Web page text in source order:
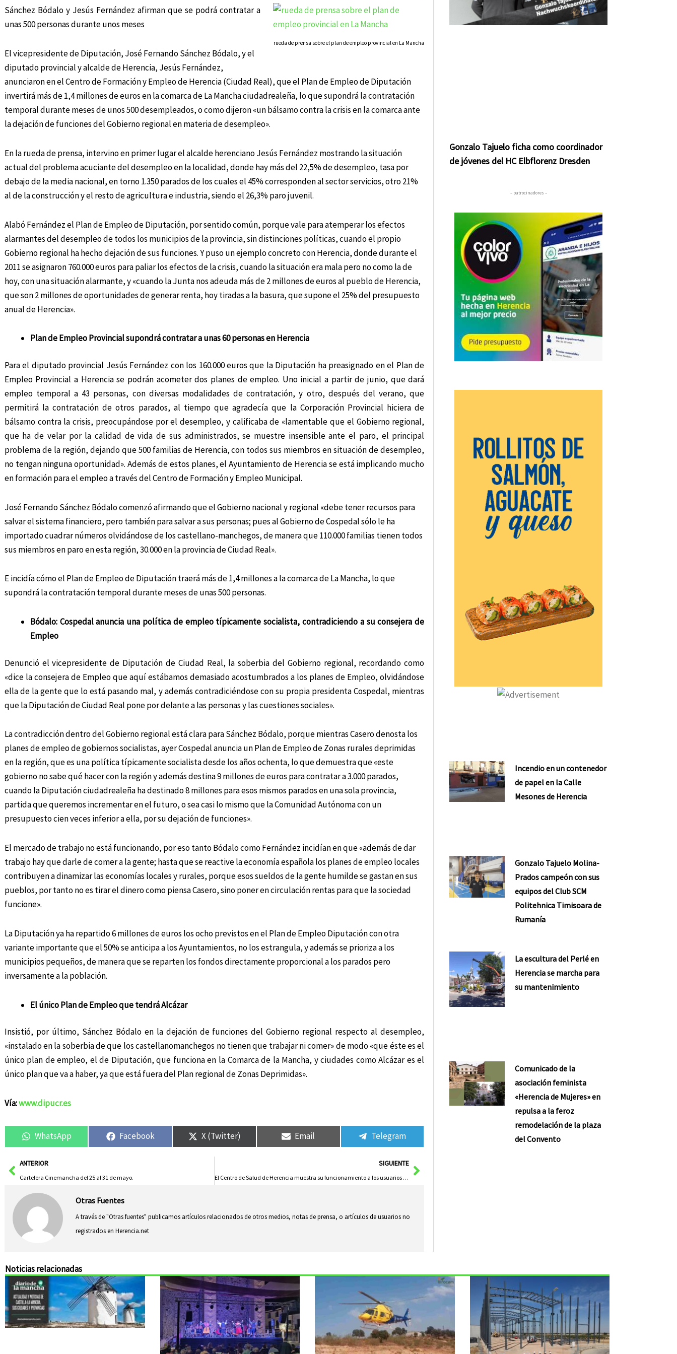
rueda de prensa sobre el plan de empleo provincial en La Mancha
Sánchez Bódalo y Jesús Fernández afirman que se podrá contratar a
unas 500 personas durante unos meses
El vicepresidente de Diputación, José Fernando Sánchez Bódalo, y el
diputado provincial y alcalde de Herencia, Jesús Fernández,
anunciaron en el Centro de Formación y Empleo de Herencia (Ciudad Real), que el Plan de Empleo de Diputación
invertirá más de 1,4 millones de euros en la comarca de La Mancha ciudadrealeña, lo que supondrá la contratación
temporal durante meses de unos 500 desempleados, o como dijeron «un bálsamo contra la crisis en la comarca ante
la dejación de funciones del Gobierno regional en materia de desempleo».
En la rueda de prensa, intervino en primer lugar el alcalde herenciano Jesús Fernández mostrando la situación
actual del problema acuciante del desempleo en la localidad, donde hay más del 22,5% de desempleo, tasa por
debajo de la media nacional, en torno 1.350 parados de los cuales el 45% corresponden al sector servicios, otro 21%
al de la construcción y el resto de agricultura e industria, siendo el 26,3% paro juvenil.
Alabó Fernández el Plan de Empleo de Diputación, por sentido común, porque vale para atemperar los efectos
alarmantes del desempleo de todos los municipios de la provincia, sin distinciones políticas, cuando el propio
Gobierno regional ha hecho dejación de sus funciones. Y puso un ejemplo concreto con Herencia, donde durante el
2011 se asignaron 760.000 euros para paliar los efectos de la crisis, cuando la situación era mala pero no como la de
hoy, con una situación alarmante, y «cuando la Junta nos adeuda más de 2 millones de euros al pueblo de Herencia,
que son 2 millones de oportunidades de generar renta, hoy tiradas a la basura, que supone el 25% del presupuesto
anual de Herencia».
Plan de Empleo Provincial supondrá contratar a unas 60 personas en Herencia
Para el diputado provincial Jesús Fernández con los 160.000 euros que la Diputación ha preasignado en el Plan de
Empleo Provincial a Herencia se podrán acometer dos planes de empleo. Uno inicial a partir de junio, que dará
empleo temporal a 43 personas, con diversas modalidades de contratación, y otro, después del verano, que
permitirá la contratación de otros parados, al tiempo que agradecía que la Corporación Provincial hiciera de
bálsamo contra la crisis, preocupándose por el desempleo, y calificaba de «lamentable que el Gobierno regional,
que ha de velar por la calidad de vida de sus administrados, se muestre insensible ante el paro, el principal
problema de la región, dejando que 500 familias de Herencia, con todos sus miembros en situación de desempleo,
no tengan ninguna oportunidad». Además de estos planes, el Ayuntamiento de Herencia se está implicando mucho
en formación para el empleo a través del Centro de Formación y Empleo Municipal.
José Fernando Sánchez Bódalo comenzó afirmando que el Gobierno nacional y regional «debe tener recursos para
salvar el sistema financiero, pero también para salvar a sus personas; pues al Gobierno de Cospedal sólo le ha
importado cuadrar números olvidándose de los castellano-manchegos, de manera que 110.000 familias tienen todos
sus miembros en paro en esta región, 30.000 en la provincia de Ciudad Real».
E incidía cómo el Plan de Empleo de Diputación traerá más de 1,4 millones a la comarca de La Mancha, lo que
supondrá la contratación temporal durante meses de unas 500 personas.
Bódalo: Cospedal anuncia una política de empleo típicamente socialista, contradiciendo a su consejera de
Empleo
Denunció el vicepresidente de Diputación de Ciudad Real, la soberbia del Gobierno regional, recordando como
«dice la consejera de Empleo que aquí estábamos demasiado acostumbrados a los planes de Empleo, olvidándose
ella de la gente que lo está pasando mal, y además contradiciéndose con su propia presidenta Cospedal, mientras
que la Diputación de Ciudad Real pone por delante a las personas y las cuestiones sociales».
La contradicción dentro del Gobierno regional está clara para Sánchez Bódalo, porque mientras Casero denosta los
planes de empleo de gobiernos socialistas, ayer Cospedal anuncia un Plan de Empleo de Zonas rurales deprimidas
en la región, que es una política típicamente socialista desde los años ochenta, lo que demuestra que «este
gobierno no sabe qué hacer con la región y además destina 9 millones de euros para contratar a 3.000 parados,
cuando la Diputación ciudadrealeña ha destinado 8 millones para esos mismos parados en una sola provincia,
partida que queremos incrementar en el futuro, o sea casi lo mismo que la Comunidad Autónoma con un
presupuesto cien veces inferior a ella, por su dejación de funciones».
El mercado de trabajo no está funcionando, por eso tanto Bódalo como Fernández incidían en que «además de dar
trabajo hay que darle de comer a la gente; hasta que se reactive la economía española los planes de empleo locales
contribuyen a dinamizar las economías locales y rurales, porque esos sueldos de la gente humilde se gastan en sus
pueblos, por tanto no es tirar el dinero como piensa Casero, sino poner en circulación rentas para que la sociedad
funcione».
La Diputación ya ha repartido 6 millones de euros los ocho previstos en el Plan de Empleo Diputación con otra
variante importante que el 50% se anticipa a los Ayuntamientos, no los estrangula, y además se prioriza a los
municipios pequeños, de manera que se reparten los fondos directamente proporcional a los parados pero
inversamente a la población.
El único Plan de Empleo que tendrá Alcázar
Insistió, por último, Sánchez Bódalo en la dejación de funciones del Gobierno regional respecto al desempleo,
«instalado en la soberbia de que los castellanomanchegos no tienen que trabajar ni comer» de modo «que éste es el
único plan de empleo, el de Diputación, que funciona en la Comarca de la Mancha, y ciudades como Alcázar es el
único plan que va a haber, ya que está fuera del Plan regional de Zonas Deprimidas».
Vía:www.dipucr.es
WhatsApp Facebook X (Twitter) Email Telegram
AntANTERIOR
Cartelera Cinemancha del 25 al 31 de mayo.
SIGUIENTE
El Centro de Salud de Herencia muestra su funcionamiento a los usuarios del centro ocupacional
Siguiente
Otras Fuentes
A través de "Otras fuentes" publicamos artículos relacionados de otros medios, notas de prensa, o artículos de usuarios no
registrados en Herencia.net
Gonzalo Tajuelo ficha como coordinador
de jóvenes del HC Elbflorenz Dresden
– patrocinadores –
Incendio en un contenedor
de papel en la Calle
Mesones de Herencia
Gonzalo Tajuelo Molina-
Prados campeón con sus
equipos del Club SCM
Politehnica Timisoara de
Rumanía
La escultura del Perlé en
Herencia se marcha para
su mantenimiento
Comunicado de la
asociación feminista
«Herencia de Mujeres» en
repulsa a la feroz
remodelación de la plaza
del Convento
Noticias relacionadas